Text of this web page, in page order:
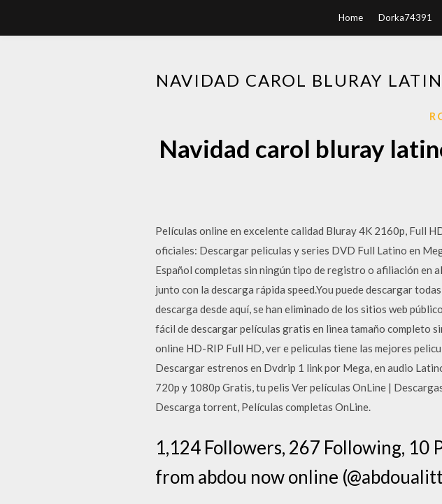
Home Dorka74391
NAVIDAD CAROL BLURAY
Navidad carol bluray
Películas online en excelente calidad Bluray 4K 2160p, Full
oficiales: Descargar peliculas y series DVD Full Latino en
Español completas sin ningún tipo de registro o afiliación en
junto con la descarga rápida speed.You puede descargar
descarga desde aquí, se han eliminado de los sitios web
fácil de descargar películas gratis en linea tamaño completo
online HD-RIP Full HD, ver e peliculas tiene las mejores
Descargar estrenos en Dvdrip 1 link por Mega, en audio
720p y 1080p Gratis, tu pelis Ver películas OnLine |
Descarga torrent, Películas completas OnLine.
1,124 Followers, 267 Following, 10
from abdou now online